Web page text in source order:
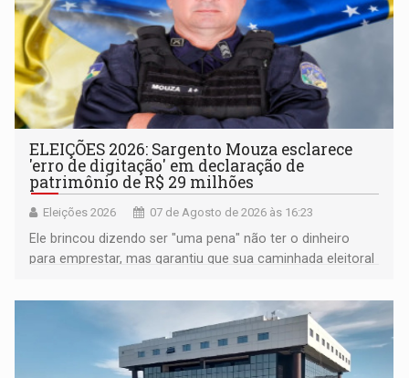
ELEIÇÕES 2026: Sargento Mouza esclarece
'erro de digitação' em declaração de
patrimônio de R$ 29 milhões
Eleições 2026 07 de Agosto de 2026 às 16:23
Ele brincou dizendo ser "uma pena" não ter o dinheiro
para emprestar, mas garantiu que sua caminhada eleitoral